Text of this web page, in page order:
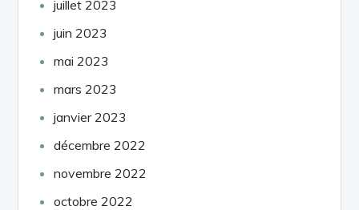
juillet 2023
juin 2023
mai 2023
mars 2023
janvier 2023
décembre 2022
novembre 2022
octobre 2022